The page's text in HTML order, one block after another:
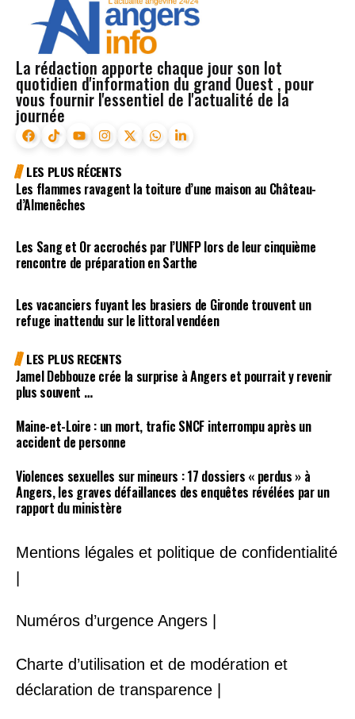
La rédaction apporte chaque jour son lot
quotidien d'information du grand Ouest , pour
vous fournir l'essentiel de l'actualité de la
journée
LES PLUS RÉCENTS
Les flammes ravagent la toiture d’une maison au Château-
d’Almenêches
Les Sang et Or accrochés par l’UNFP lors de leur cinquième
rencontre de préparation en Sarthe
Les vacanciers fuyant les brasiers de Gironde trouvent un
refuge inattendu sur le littoral vendéen
LES PLUS RECENTS
Jamel Debbouze crée la surprise à Angers et pourrait y revenir
plus souvent …
Maine-et-Loire : un mort, trafic SNCF interrompu après un
accident de personne
Violences sexuelles sur mineurs : 17 dossiers « perdus » à
Angers, les graves défaillances des enquêtes révélées par un
rapport du ministère
Mentions légales et politique de confidentialité
|
Numéros d’urgence Angers |
Charte d’utilisation et de modération et
déclaration de transparence |